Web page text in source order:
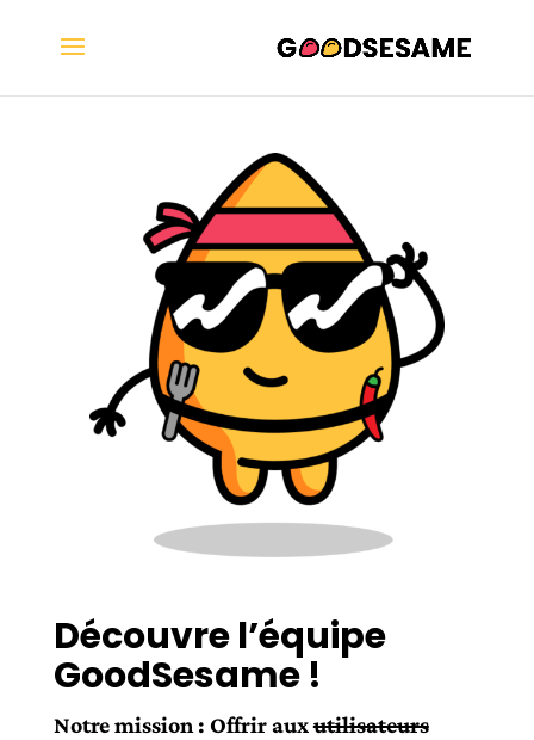
Découvre l’équipe
GoodSesame !
Notre mission : Offrir auxutilisateurs